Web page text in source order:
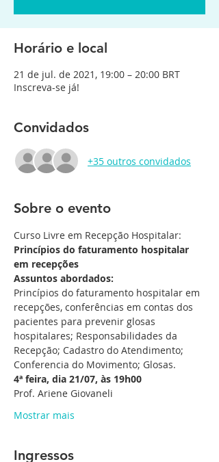
Horário e local
21 de jul. de 2021, 19:00 – 20:00 BRT
Inscreva-se já!
Convidados
+35 outros convidados
Sobre o evento
Curso Livre em Recepção Hospitalar:
Princípios do faturamento hospitalar
em recepções
Assuntos abordados:
Princípios do faturamento hospitalar em
recepções, conferências em contas dos
pacientes para prevenir glosas
hospitalares; Responsabilidades da
Recepção; Cadastro do Atendimento;
Conferencia do Movimento; Glosas.
4ª feira, dia 21/07, às 19h00
Prof. Ariene Giovaneli
Mostrar mais
Ingressos